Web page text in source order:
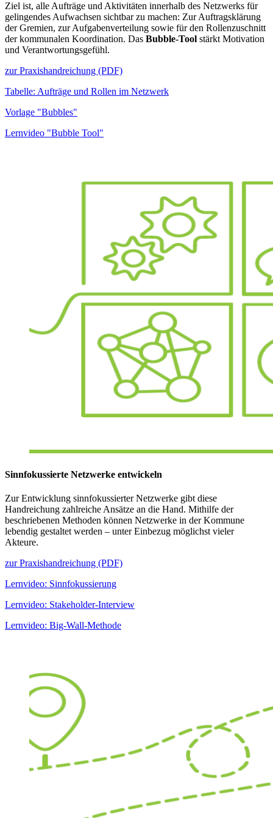
Ziel ist, alle Aufträge und Aktivitäten innerhalb des Netzwerks für
gelingendes Aufwachsen sichtbar zu machen: Zur Auftragsklärung
der Gremien, zur Aufgabenverteilung sowie für den Rollenzuschnitt
der kommunalen Koordination. Das Bubble-Tool stärkt Motivation
und Verantwortungsgefühl.
zur Praxishandreichung (PDF)
Tabelle: Aufträge und Rollen im Netzwerk
Vorlage "Bubbles"
Lernvideo "Bubble Tool"
Sinnfokussierte Netzwerke entwickeln
Zur Entwicklung sinnfokussierter Netzwerke gibt diese
Handreichung zahlreiche Ansätze an die Hand. Mithilfe der
beschriebenen Methoden können Netzwerke in der Kommune
lebendig gestaltet werden – unter Einbezug möglichst vieler
Akteure.
zur Praxishandreichung (PDF)
Lernvideo: Sinnfokussierung
Lernvideo: Stakeholder-Interview
Lernvideo: Big-Wall-Methode